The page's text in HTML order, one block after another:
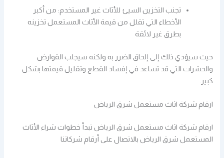
تجنب التخزين السيئ للأثاث غير المستخدم: من أكبر
الأخطاء التي تقلل من قيمة الأثاث المستعمل تخزينه
بطرق غير لائقة
حيث سيؤدي ذلك إلى إلحاق الضرر به ولكنه سيجلب القوارض
والحشرات التي قد تساعد في إفساد القطع وتقليل قيمتها بشكل
كبير.
ارقام شركة اثاث مستعمل شرق الرياض
ارقام شركة اثاث مستعمل شرق الرياض تبدأ خطوات شراء الأثاث
المستعمل شرق الرياض بالاتصال على أرقام شركاتنا